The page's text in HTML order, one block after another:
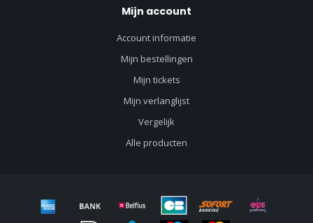
Mijn account
Account informatie
Mijn bestellingen
Mijn tickets
Mijn verlanglijst
Vergelijk
Alle producten